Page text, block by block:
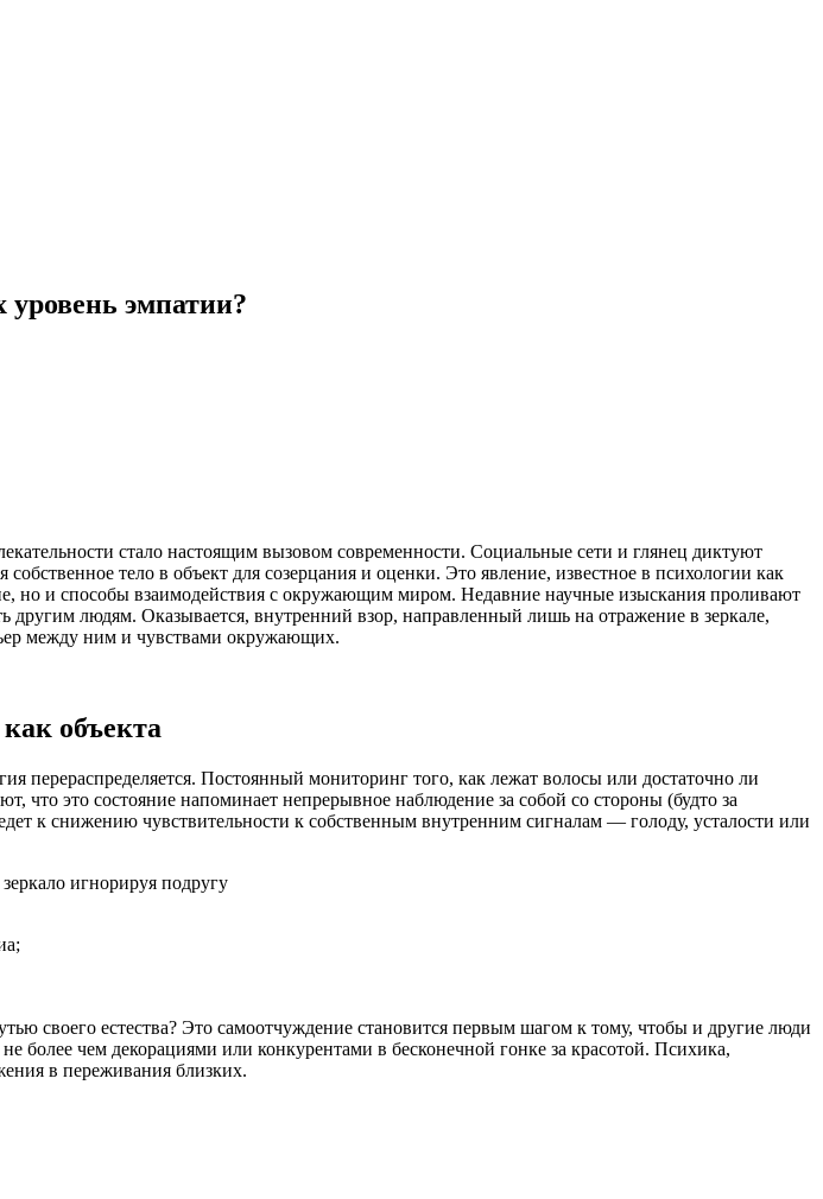
эмпатии?
стало настоящим вызовом современности. Социальные сети и глянец диктуют
тело в объект для созерцания и оценки. Это явление, известное в психологии как
но и способы взаимодействия с окружающим миром. Недавние научные изыскания проливают
людям. Оказывается, внутренний взор, направленный лишь на отражение в зеркале,
между ним и чувствами окружающих.
объекта
перераспределяется. Постоянный мониторинг того, как лежат волосы или достаточно ли
что это состояние напоминает непрерывное наблюдение за собой со стороны (будто за
к снижению чувствительности к собственным внутренним сигналам — голоду, усталости или
своего естества? Это самоотчуждение становится первым шагом к тому, чтобы и другие люди
более чем декорациями или конкурентами в бесконечной гонке за красотой. Психика,
в переживания близких.